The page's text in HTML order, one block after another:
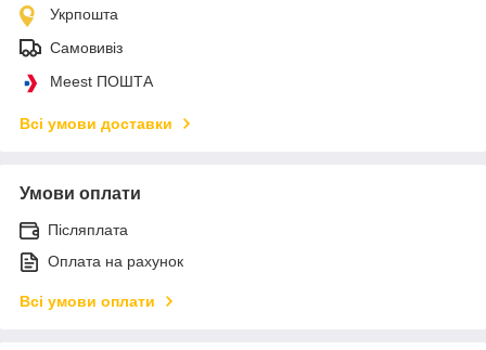
Укрпошта
Самовивіз
Meest ПОШТА
Всі умови доставки
Умови оплати
Післяплата
Оплата на рахунок
Всі умови оплати